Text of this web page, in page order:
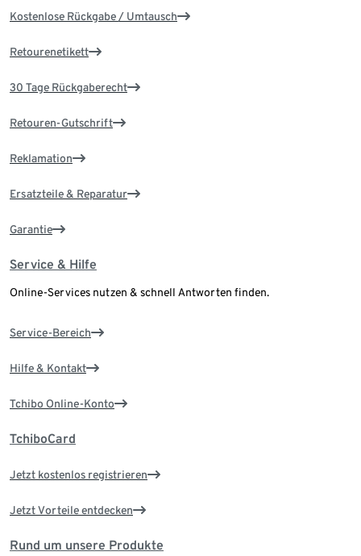
Kostenlose Rückgabe / Umtausch
Retourenetikett
30 Tage Rückgaberecht
Retouren-Gutschrift
Reklamation
Ersatzteile & Reparatur
Garantie
Service & Hilfe
Online-Services nutzen & schnell Antworten finden.
Service-Bereich
Hilfe & Kontakt
Tchibo Online-Konto
TchiboCard
Jetzt kostenlos registrieren
Jetzt Vorteile entdecken
Rund um unsere Produkte